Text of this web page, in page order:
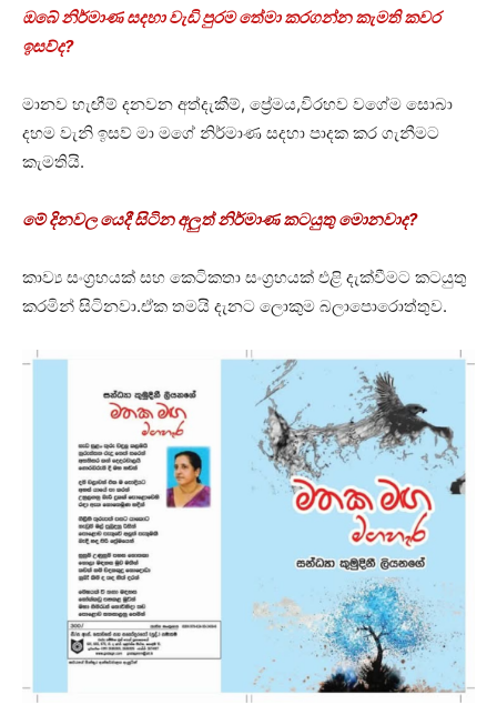
ඔබේ නිර්මාණ සදහා වැඩි පුරම තේමා කරගන්න කැමති කවර
ඉසව්ද?
මානව හැඟීම් දනවන අත්දැකීම්, ප්‍රේමය,විරහව වගේම සොබා
දහම වැනි ඉසව් මා මගේ නිර්මාණ සදහා පාදක කර ගැනීමට
කැමතියි.
මේ දිනවල යෙදී සිටින අලුත් නිර්මාණ කටයුතු මොනවාද?
කාව්‍ය සංග්‍රහයක් සහ කෙටිකතා සංග්‍රහයක් එළි දැක්වීමට කටයුතු
කරමින් සිටිනවා.ඒක තමයි දැනට ලොකුම බලාපොරොත්තුව.